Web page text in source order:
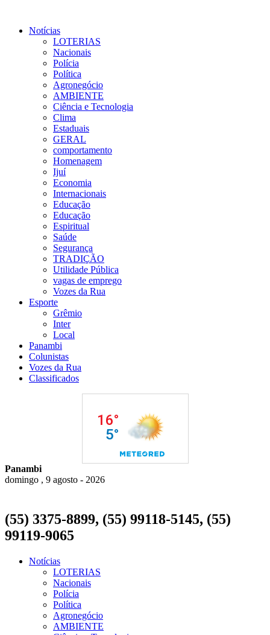
Notícias
LOTERIAS
Nacionais
Polícia
Política
Agronegócio
AMBIENTE
Ciência e Tecnologia
Clima
Estaduais
GERAL
comportamento
Homenagem
Ijuí
Economia
Internacionais
Educação
Educação
Espiritual
Saúde
Segurança
TRADIÇÃO
Utilidade Pública
vagas de emprego
Vozes da Rua
Esporte
Grêmio
Inter
Local
Panambi
Colunistas
Vozes da Rua
Classificados
Panambi
domingo , 9 agosto - 2026
(55) 3375-8899, (55) 99118-5145, (55)
99119-9065
Notícias
LOTERIAS
Nacionais
Polícia
Política
Agronegócio
AMBIENTE